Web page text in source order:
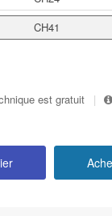
CH41
est gratuit
|